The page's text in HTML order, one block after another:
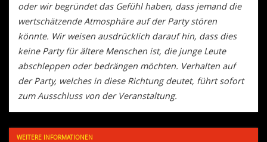
oder wir begründet das Gefühl haben, dass jemand die
wertschätzende Atmosphäre auf der Party stören
könnte. Wir weisen ausdrücklich darauf hin, dass dies
keine Party für ältere Menschen ist, die junge Leute
abschleppen oder bedrängen möchten. Verhalten auf
der Party, welches in diese Richtung deutet, führt sofort
zum Ausschluss von der Veranstaltung.
WEITERE INFORMATIONEN